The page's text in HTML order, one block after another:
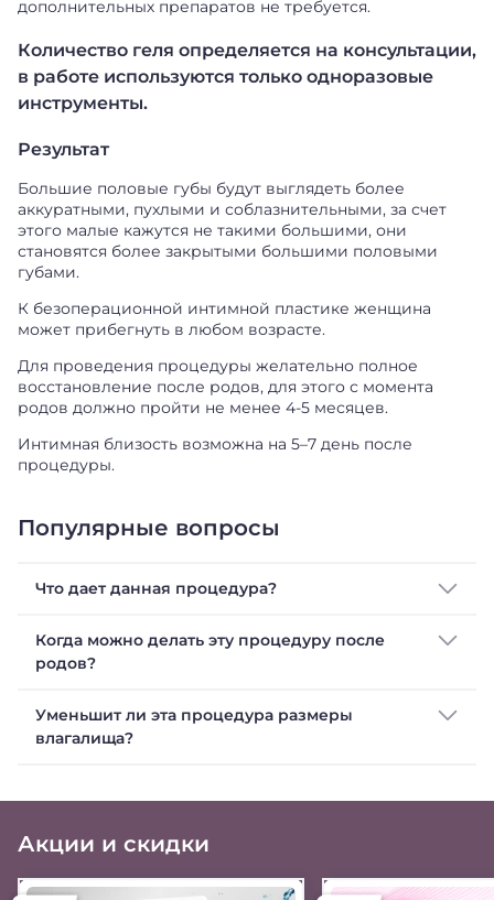
дополнительных препаратов не требуется.
Количество геля определяется на консультации,
в работе используются только одноразовые
инструменты.
Результат
Большие половые губы будут выглядеть более
аккуратными, пухлыми и соблазнительными, за счет
этого малые кажутся не такими большими, они
становятся более закрытыми большими половыми
губами.
К безоперационной интимной пластике женщина
может прибегнуть в любом возрасте.
Для проведения процедуры желательно полное
восстановление после родов, для этого с момента
родов должно пройти не менее 4-5 месяцев.
Интимная близость возможна на 5–7 день после
процедуры.
Популярные вопросы
Что дает данная процедура?
Когда можно делать эту процедуру после
родов?
Уменьшит ли эта процедура размеры
влагалища?
Акции и скидки